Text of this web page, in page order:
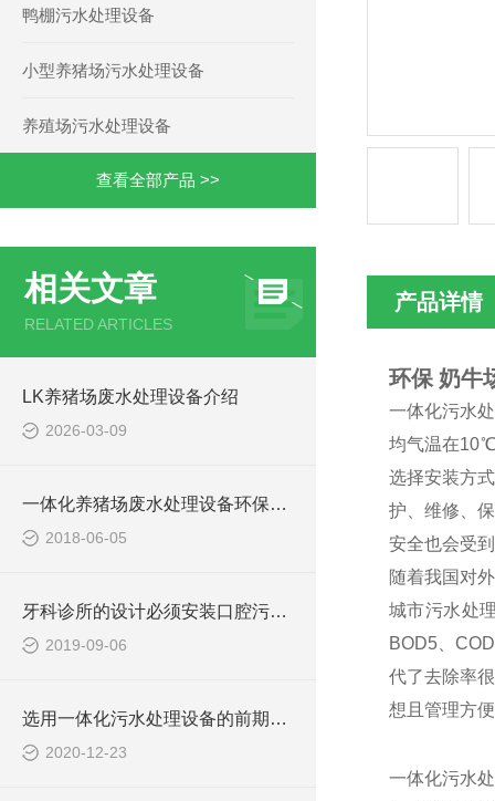
鸭棚污水处理设备
小型养猪场污水处理设备
养殖场污水处理设备
查看全部产品 >>
相关文章
RELATED ARTICLES
LK养猪场废水处理设备介绍
2026-03-09
一体化养猪场废水处理设备环保局新要求
2018-06-05
牙科诊所的设计必须安装口腔污水处理设备
2019-09-06
选用一体化污水处理设备的前期准备工作
2020-12-23
产品详情
环保 奶牛
一体化污水
均气温在
选择安装方
护、维修、
安全也会受
随着我国对
城市污水处
BOD5、
代了去除率
想且管理方
一体化污水